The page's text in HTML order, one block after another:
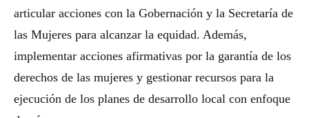
articular acciones con la Gobernación y la Secretaría de
las Mujeres para alcanzar la equidad. Además,
implementar acciones afirmativas por la garantía de los
derechos de las mujeres y gestionar recursos para la
ejecución de los planes de desarrollo local con enfoque